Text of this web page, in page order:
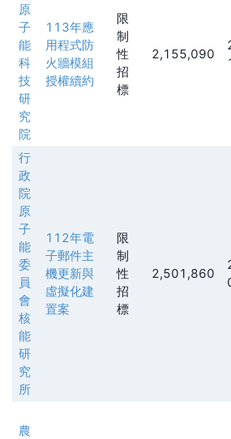
原
子
能
科
技
研
究
院
113年應
用程式防
火牆模組
授權續約
限
制
性
招
標
2,155,090
行
政
院
原
子
能
委
員
會
核
能
研
究
所
112年電
子郵件主
機更新與
虛擬化建
置案
限
制
性
招
標
2,501,860
農